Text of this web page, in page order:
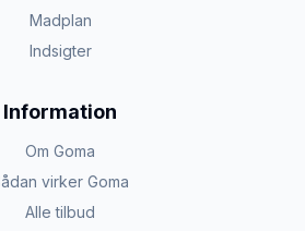
Madplan
Indsigter
Information
Om Goma
virker Goma
Alle tilbud